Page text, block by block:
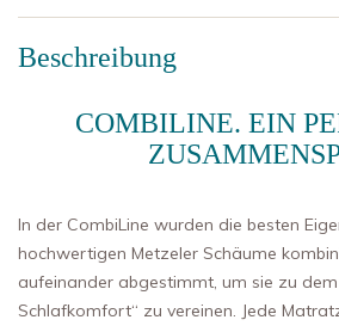
Beschreibung
COMBILINE. EIN
In der CombiLine wurden die besten
hochwertigen Metzeler Schäume
aufeinander abgestimmt, um sie zu
Schlafkomfort“ zu vereinen. Jede